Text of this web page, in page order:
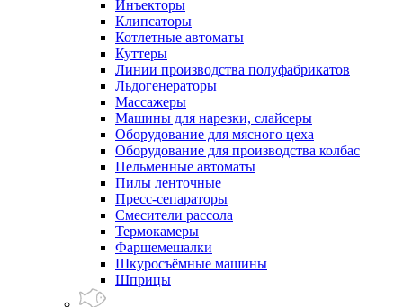
Инъекторы
Клипсаторы
Котлетные автоматы
Куттеры
Линии производства полуфабрикатов
Льдогенераторы
Массажеры
Машины для нарезки, слайсеры
Оборудование для мясного цеха
Оборудование для производства колбас
Пельменные автоматы
Пилы ленточные
Пресс-сепараторы
Смесители рассола
Термокамеры
Фаршемешалки
Шкуросъёмные машины
Шприцы